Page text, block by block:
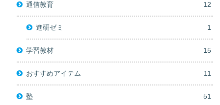
通信教育 12
進研ゼミ 1
学習教材 15
おすすめアイテム 11
塾 51